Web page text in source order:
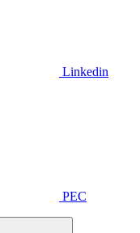
Linkedin
PEC